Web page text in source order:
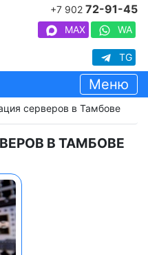
+7 902 72-91-45
MAX WA
TG
Меню
серверов в Тамбове
В ТАМБОВЕ